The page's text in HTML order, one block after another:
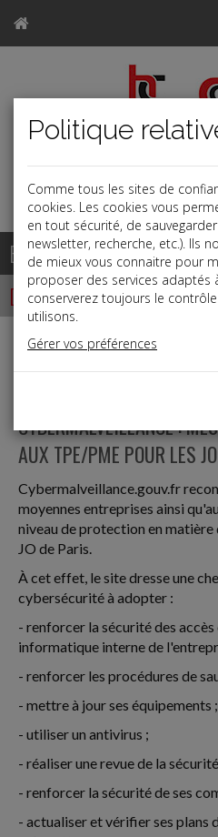
Base documentaire
Dépêches
j
Vie des affaires
CYBERMALVEILLANCE :
AUX TPE/PME POUR LES JO
Cybermalveillance.gouv.fr
moyennes entreprises ainsi
niveau de protection en matière
JO de Paris.
À cet effet, le site dresse une
cybersécurité à adopter :
- renforcer la sécurité des accès
informatique interne de
- renforcer les procédures de
- mettre à jour ses équipements ;
- utiliser un antivirus ;
- réaliser une revue de la
- renforcer la sécurité de ses
- actualiser et vérifier ses plans
Comme tous les sites de
cookies. Les cookies vous
en tout sécurité, de
newsletter, recherche, etc.). Ils
de mieux vous connaitre pour
proposer des services adaptés
conserverez toujours le
utilisons.
Gérer vos préférences